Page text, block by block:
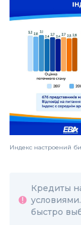
Индекс настроений
Кредиты
быстро